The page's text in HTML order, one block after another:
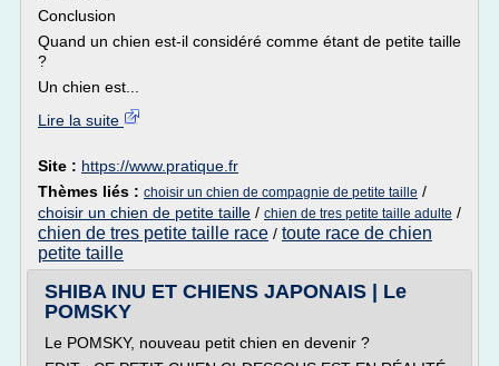
Conclusion
Quand un chien est-il considéré comme étant de petite taille
?
Un chien est...
Lire la suite
Site : https://www.pratique.fr
Thèmes liés : choisir un chien de compagnie de petite taille /
choisir un chien de petite taille / chien de tres petite taille adulte /
chien de tres petite taille race / toute race de chien
petite taille
SHIBA INU ET CHIENS JAPONAIS | Le
POMSKY
Le POMSKY, nouveau petit chien en devenir ?